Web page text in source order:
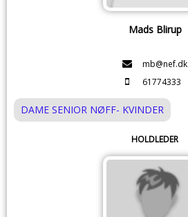
Mads Blirup
mb@nef.dk
61774333
DAME SENIOR NØFF- KVINDER
HOLDLEDER